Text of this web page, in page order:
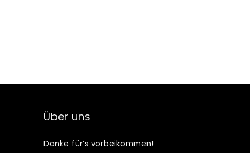
Über uns
Danke für’s vorbeikommen!